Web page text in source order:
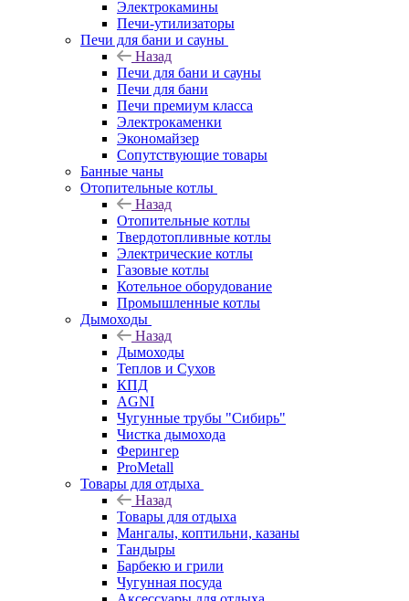
Электрокамины
Печи-утилизаторы
Печи для бани и сауны
Назад
Печи для бани и сауны
Печи для бани
Печи премиум класса
Электрокаменки
Экономайзер
Сопутствующие товары
Банные чаны
Отопительные котлы
Назад
Отопительные котлы
Твердотопливные котлы
Электрические котлы
Газовые котлы
Котельное оборудование
Промышленные котлы
Дымоходы
Назад
Дымоходы
Теплов и Сухов
КПД
AGNI
Чугунные трубы "Сибирь"
Чистка дымохода
Ферингер
ProMetall
Товары для отдыха
Назад
Товары для отдыха
Мангалы, коптильни, казаны
Тандыры
Барбекю и грили
Чугунная посуда